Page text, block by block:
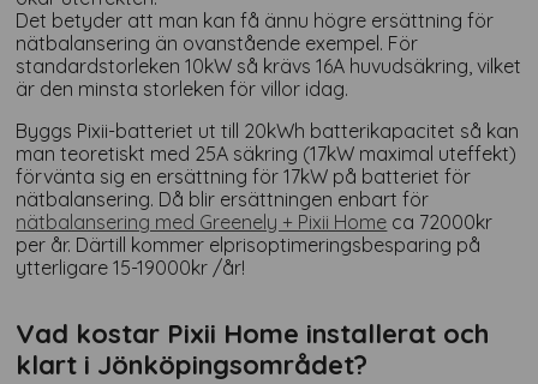
Det betyder att man kan få ännu högre ersättning för
nätbalansering än ovanstående exempel. För
standardstorleken 10kW så krävs 16A huvudsäkring, vilket
är den minsta storleken för villor idag.
Byggs Pixii-batteriet ut till 20kWh batterikapacitet så kan
man teoretiskt med 25A säkring (17kW maximal uteffekt)
förvänta sig en ersättning för 17kW på batteriet för
nätbalansering. Då blir ersättningen enbart för
nätbalansering med Greenely + Pixii Home ca 72000kr
per år. Därtill kommer elprisoptimeringsbesparing på
ytterligare 15-19000kr /år!
Vad kostar Pixii Home installerat och
klart i Jönköpingsområdet?